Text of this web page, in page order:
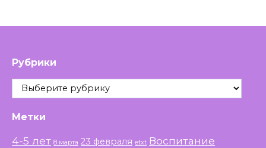
Рубрики
Рубрики
Метки
4-5 лет 8 марта 23 февраля etxt Воспитание